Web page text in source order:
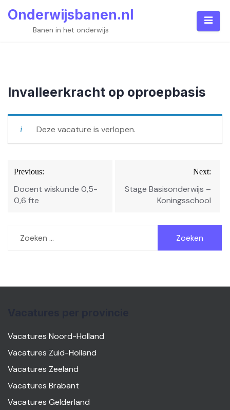
Onderwijsbanen.nl
Banen in het onderwijs
Invalleerkracht op oproepbasis
Deze vacature is verlopen.
Bericht
navigatie
Previous:
Docent wiskunde 0,5-
0,6 fte
Next:
Stage Basisonderwijs –
Koningsschool
naar:
Vacatures Noord-Holland
Vacatures Zuid-Holland
Vacatures Zeeland
Vacatures Brabant
Vacatures Gelderland